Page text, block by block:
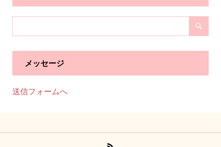
メッセージ
送信フォームへ